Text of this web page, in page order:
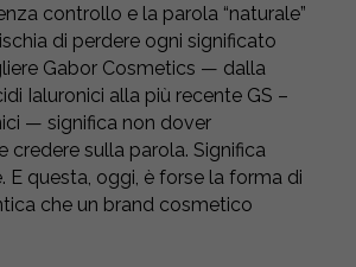
controllo e la parola “naturale”
di perdere ogni significato
Gabor Cosmetics — dalla
Ialuronici alla più recente GS –
— significa non dover
credere sulla parola. Significa
E questa, oggi, è forse la forma di
che un brand cosmetico